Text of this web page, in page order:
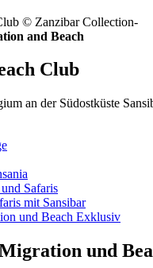
© Zanzibar Collection-
and Beach
Club
an der Südostküste
Safaris
mit Sansibar
und Beach Exklusiv
und